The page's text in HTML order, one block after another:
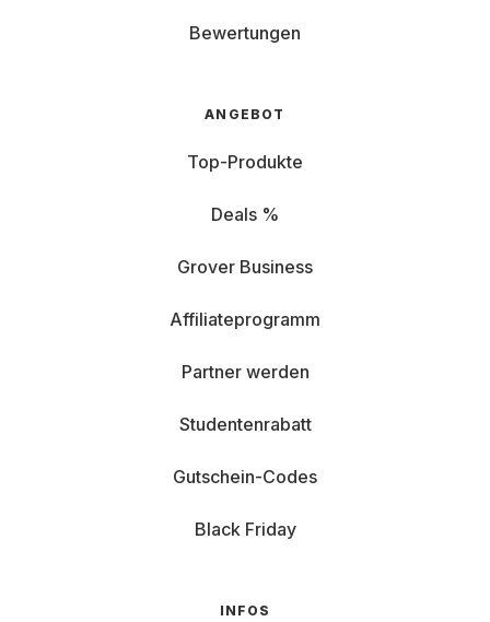
Bewertungen
ANGEBOT
Top-Produkte
Deals %
Grover Business
Affiliateprogramm
Partner werden
Studentenrabatt
Gutschein-Codes
Black Friday
INFOS